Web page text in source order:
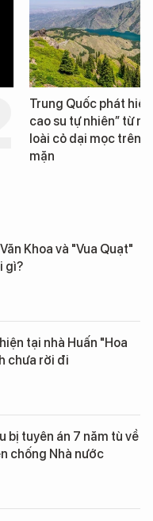
Trung Quốc phát hiện
cao su tự nhiên” từ
loài cỏ dại mọc trên
mặn
Khoa và "Vua Quạt"
gì?
tại nhà Huấn "Hoa
chưa rời đi
bị tuyên án 7 năm tù về
chống Nhà nước